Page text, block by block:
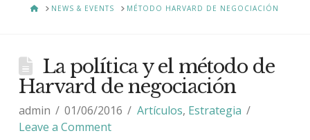
HOMENEWS & EVENTS MÉTODO HARVARD DE NEGOCIACIÓN
La política y el método de
Harvard de negociación
admin 01/06/2016 Artículos, Estrategia
Leave a Comment